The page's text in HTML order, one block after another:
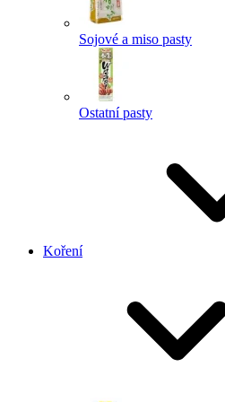
Sojové a miso pasty
Ostatní pasty
Koření